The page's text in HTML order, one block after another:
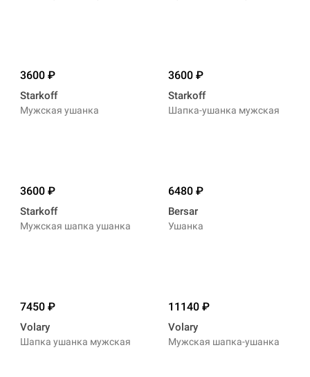
3600
Starkoff
Мужская ушанка
3600
Starkoff
Шапка-ушанка мужская
3600
Starkoff
Мужская шапка ушанка
6480
Bersar
Ушанка
7450
Volary
Шапка ушанка мужская
11140
Volary
Мужская шапка-ушанка